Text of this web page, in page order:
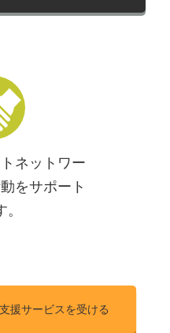
ネットワー
をサポート
。
援サービスを受ける